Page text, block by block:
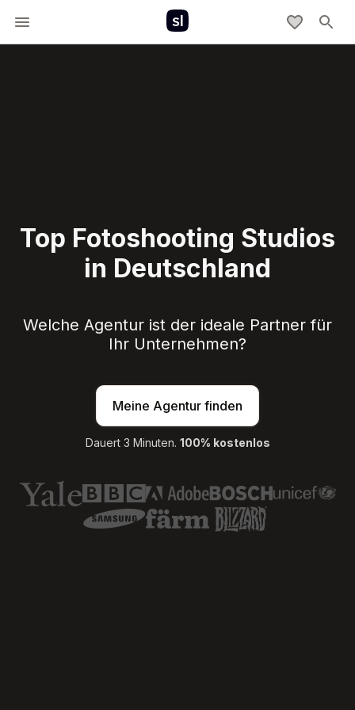
Top Fotoshooting Studios
in Deutschland
Welche Agentur ist der ideale Partner für
Ihr Unternehmen?
Meine Agentur finden
Dauert 3 Minuten. 100% kostenlos